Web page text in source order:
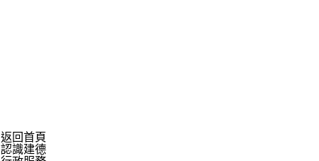
返回首頁
認識建德